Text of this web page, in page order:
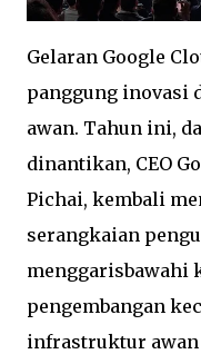
Gelaran Google
panggung inovasi
awan. Tahun ini,
dinantikan, CEO
Pichai, kembali
serangkaian
menggarisbawahi
pengembangan
infrastruktur awan